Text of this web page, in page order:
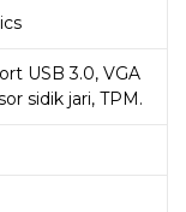
USB 3.0, VGA
sidik jari, TPM.